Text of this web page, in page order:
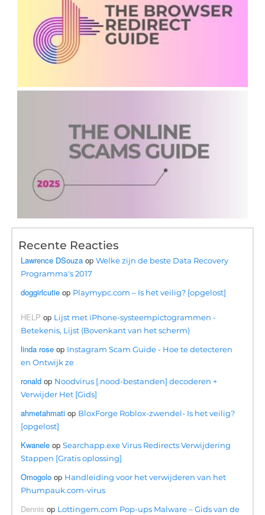
Recente Reacties
Lawrence DSouza opWelke zijn de beste Data Recovery
Programma's 2017
doggirlcutie op Playmypc.com – Is het veilig? [opgelost]
HELP op Lijst met iPhone-systeempictogrammen -
Betekenis, Lijst (Bovenkant van het scherm)
linda rose op Instagram Scam Guide - Hoe te detecteren
en Ontwijk ze
ronald op Noodvirus [.nood-bestanden] decoderen +
Verwijder Het [Gids]
ahmetahmati op BloxForge Roblox-zwendel- Is het veilig?
[opgelost]
Kwanele opSearchapp.exe Virus Redirects Verwijdering
Stappen [Gratis oplossing]
Omogolo op Handleiding voor het verwijderen van het
Phumpauk.com-virus
Dennis op Lottingem.com Pop-ups Malware – Gids van de